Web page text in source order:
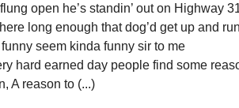
open he’s standin’ out on Highway
long enough that dog’d get up and run
seem kinda funny sir to me
hard earned day people find some
A reason to (...)